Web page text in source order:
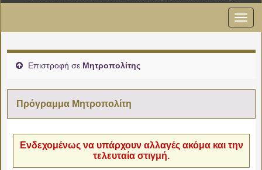
Επιστροφή σε Μητροπολίτης
Πρόγραμμα Μητροπολίτη
Ενδεχομένως να υπάρχουν αλλαγές ακόμα και την
τελευταία στιγμή.